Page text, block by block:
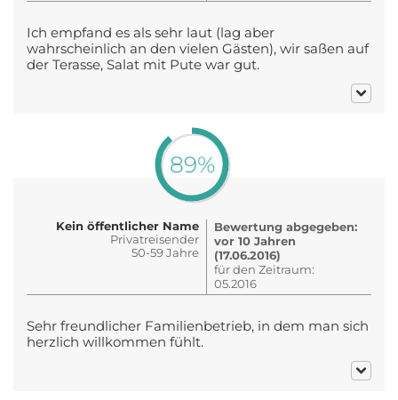
Ich empfand es als sehr laut (lag aber
wahrscheinlich an den vielen Gästen), wir saßen auf
der Terasse, Salat mit Pute war gut.
89%
Kein öffentlicher Name
Privatreisender
50-59 Jahre
Bewertung abgegeben:
vor 10 Jahren
(17.06.2016)
für den Zeitraum:
05.2016
Sehr freundlicher Familienbetrieb, in dem man sich
herzlich willkommen fühlt.